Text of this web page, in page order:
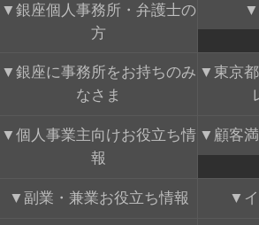
銀座個人事務所・弁護士の
方
銀座に事務所をお持ちのみ
なさま
東京
個人事業主向けお役立ち情
報
顧客
副業・兼業お役立ち情報